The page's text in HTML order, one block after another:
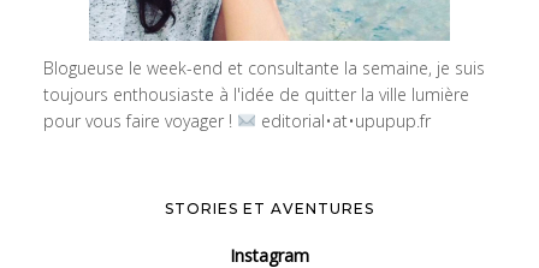
Blogueuse le week-end et consultante la semaine, je suis
toujours enthousiaste à l'idée de quitter la ville lumière
pour vous faire voyager !
editorial•at•upupup.fr
STORIES ET AVENTURES
Instagram